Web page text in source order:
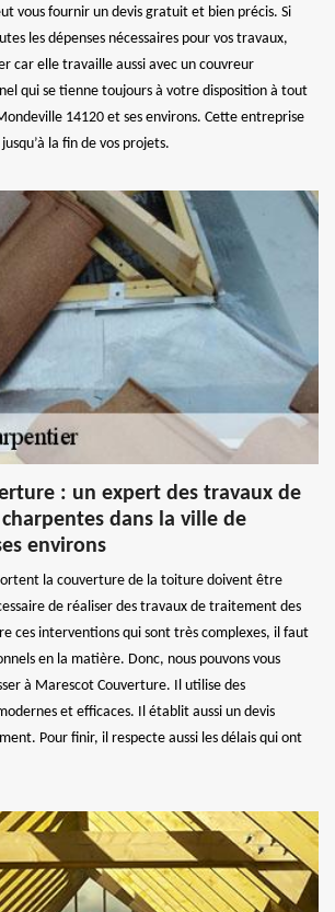
vous fournir un devis gratuit et bien précis. Si
les dépenses nécessaires pour vos travaux,
car elle travaille aussi avec un couvreur
qui se tienne toujours à votre disposition à tout
14120 et ses environs. Cette entreprise
la fin de vos projets.
: un expert des travaux de
dans la ville de
environs
la couverture de la toiture doivent être
de réaliser des travaux de traitement des
ces interventions qui sont très complexes, il faut
en la matière. Donc, nous pouvons vous
à Marescot Couverture. Il utilise des
et efficaces. Il établit aussi un devis
Pour finir, il respecte aussi les délais qui ont